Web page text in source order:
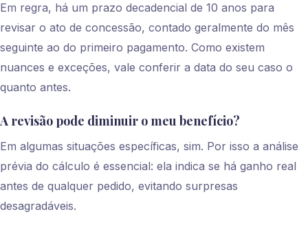
Em regra, há um prazo decadencial de 10 anos para
revisar o ato de concessão, contado geralmente do mês
seguinte ao do primeiro pagamento. Como existem
nuances e exceções, vale conferir a data do seu caso o
quanto antes.
A revisão pode diminuir o meu benefício?
Em algumas situações específicas, sim. Por isso a análise
prévia do cálculo é essencial: ela indica se há ganho real
antes de qualquer pedido, evitando surpresas
desagradáveis.